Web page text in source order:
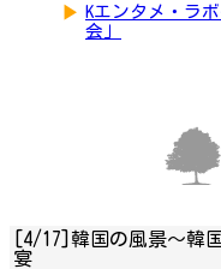
▶ Kエンタメ・ラ
会」
[4/17]韓国の風景～韓
宴